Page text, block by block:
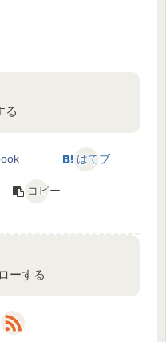
る
はてブ
コピー
ーする